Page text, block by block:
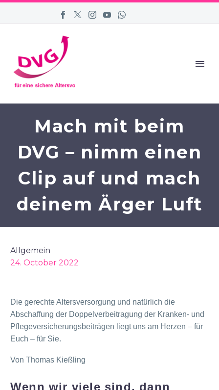
Mach mit beim
DVG – nimm einen
Clip auf und mach
deinem Ärger Luft
Allgemein
24. October 2022
Die gerechte Altersversorgung und natürlich die
Abschaffung der Doppelverbeitragung der Kranken- und
Pflegeversicherungsbeiträgen liegt uns am Herzen – für
Euch – für Sie.
Von Thomas Kießling
Wenn wir viele sind, dann